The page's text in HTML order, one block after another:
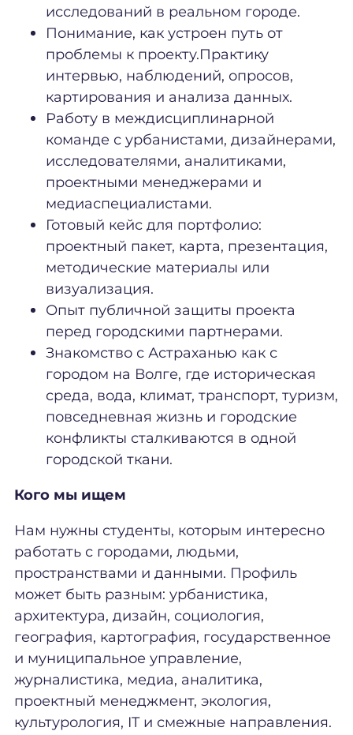
исследований в реальном городе.
Понимание, как устроен путь от
проблемы к проекту.Практику
интервью, наблюдений, опросов,
картирования и анализа данных.
Работу в междисциплинарной
команде с урбанистами, дизайнерами,
исследователями, аналитиками,
проектными менеджерами и
медиаспециалистами.
Готовый кейс для портфолио:
проектный пакет, карта, презентация,
методические материалы или
визуализация.
Опыт публичной защиты проекта
перед городскими партнерами.
Знакомство с Астраханью как с
городом на Волге, где историческая
среда, вода, климат, транспорт, туризм,
повседневная жизнь и городские
конфликты сталкиваются в одной
городской ткани.
Кого мы ищем
Нам нужны студенты, которым интересно
работать с городами, людьми,
пространствами и данными. Профиль
может быть разным: урбанистика,
архитектура, дизайн, социология,
география, картография, государственное
и муниципальное управление,
журналистика, медиа, аналитика,
проектный менеджмент, экология,
культурология, IT и смежные направления.